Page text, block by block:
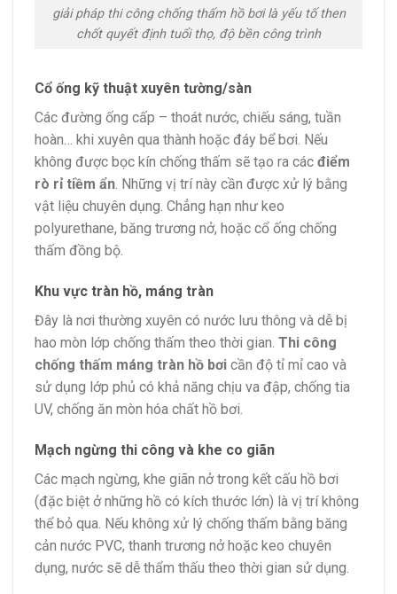
giải pháp thi công chống thấm hồ bơi là yếu tố then
chốt quyết định tuổi thọ, độ bền công trình
Cổ ống kỹ thuật xuyên tường/sàn
Các đường ống cấp – thoát nước, chiếu sáng, tuần
hoàn… khi xuyên qua thành hoặc đáy bể bơi. Nếu
không được bọc kín chống thấm sẽ tạo ra các điểm
rò rỉ tiềm ẩn. Những vị trí này cần được xử lý bằng
vật liệu chuyên dụng. Chẳng hạn như keo
polyurethane, băng trương nở, hoặc cổ ống chống
thấm đồng bộ.
Khu vực tràn hồ, máng tràn
Đây là nơi thường xuyên có nước lưu thông và dễ bị
hao mòn lớp chống thấm theo thời gian. Thi công
chống thấm máng tràn hồ bơi cần độ tỉ mỉ cao và
sử dụng lớp phủ có khả năng chịu va đập, chống tia
UV, chống ăn mòn hóa chất hồ bơi.
Mạch ngừng thi công và khe co giãn
Các mạch ngừng, khe giãn nở trong kết cấu hồ bơi
(đặc biệt ở những hồ có kích thước lớn) là vị trí không
thể bỏ qua. Nếu không xử lý chống thấm bằng băng
cản nước PVC, thanh trương nở hoặc keo chuyên
dụng, nước sẽ dễ thẩm thấu theo thời gian sử dụng.